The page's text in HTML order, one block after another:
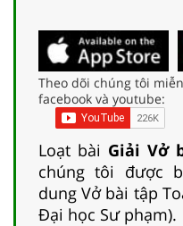
Theo dõi chúng tôi
facebook và youtube:
Loạt bài Giải Vở
chúng tôi được
dung Vở bài tập
Đại học Sư phạm).